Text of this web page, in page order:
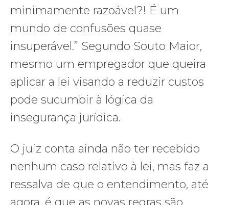
minimamente razoável?! É um
mundo de confusões quase
insuperável.” Segundo Souto Maior,
mesmo um empregador que queira
aplicar a lei visando a reduzir custos
pode sucumbir à lógica da
insegurança jurídica.
O juiz conta ainda não ter recebido
nenhum caso relativo à lei, mas faz a
ressalva de que o entendimento, até
agora, é que as novas regras são